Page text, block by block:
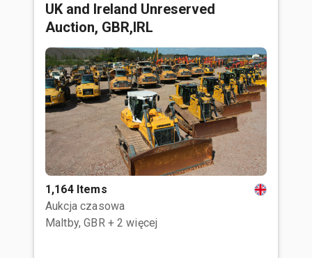
UK and Ireland Unreserved
Auction, GBR,IRL
1,164 Items
Aukcja czasowa
Maltby, GBR + 2 więcej